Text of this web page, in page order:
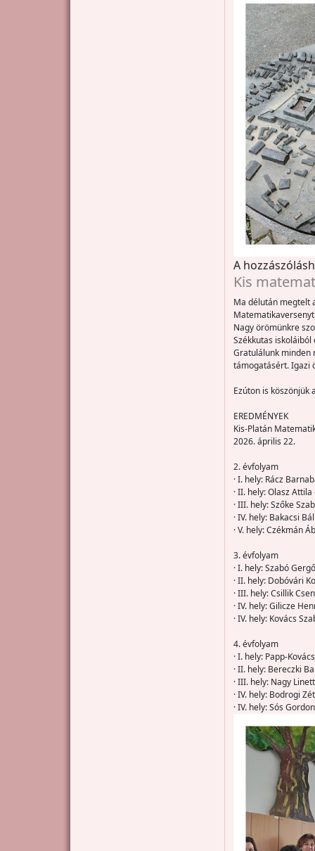
A
Kis
Ma délután megtelt
Nagy örömünkre
Székkutas
Gratulálunk minden
támogatásért. Igazi
Ezúton is köszönjük
EREDMÉNYEK
Kis-Platán
2026. április 22.
2. évfolyam
· I. hely: Rácz
· II. hely: Olasz
· III. hely: Szőke
· IV. hely: Bakacsi
· V. hely: Czékmán
3. évfolyam
· I. hely: Szabó
· II. hely: Dobóvári
· III. hely: Csillik
· IV. hely: Gilicze
· IV. hely: Kovács
4. évfolyam
· I. hely: Papp-
· II. hely: Bereczki
· III. hely: Nagy
· IV. hely: Bodrogi
· IV. hely: Sós